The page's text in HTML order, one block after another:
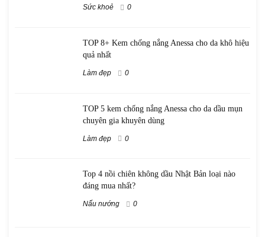
Sức khoẻ 0
TOP 8+ Kem chống nắng Anessa cho da khô hiệu
quả nhất
Làm đẹp 0
TOP 5 kem chống nắng Anessa cho da dầu mụn
chuyên gia khuyên dùng
Làm đẹp 0
Top 4 nồi chiên không dầu Nhật Bản loại nào
đáng mua nhất?
Nấu nướng 0